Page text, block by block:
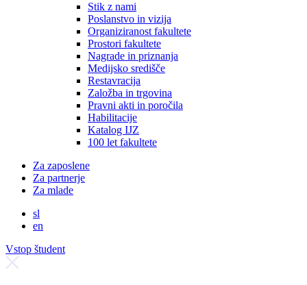
Stik z nami
Poslanstvo in vizija
Organiziranost fakultete
Prostori fakultete
Nagrade in priznanja
Medijsko središče
Restavracija
Založba in trgovina
Pravni akti in poročila
Habilitacije
Katalog IJZ
100 let fakultete
Za zaposlene
Za partnerje
Za mlade
sl
en
Vstop študent